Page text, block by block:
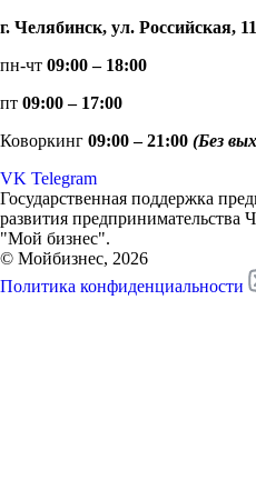
г. Челябинск, ул. Российская,
пн-чт 09:00 – 18:00
пт 09:00 – 17:00
Коворкинг 09:00 – 21:00 (Без
VK Telegram
Государственная поддержка
развития предпринимательства
"Мой бизнес".
© Мойбизнес, 2026
Политика конфиденциальности